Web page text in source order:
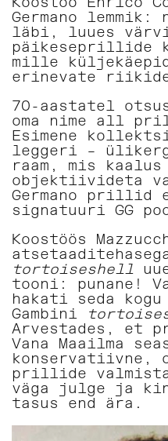
Germano
läbi, luues
päikeseprillide
mille
erinevate
70-aastatel
oma nime all
Esimene
leggeri –
raam, mis
objektiivideta
Germano prillid
signatuuri GG
Koostöös
tortoiseshell
tooni: punane!
hakati seda
Gambini
Arvestades, et
Vana Maailma
konservatiivne,
prillide
väga julge ja
tasus end ära.